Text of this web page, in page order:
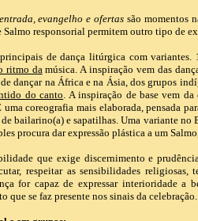
entrada, evangelho e ofertas são momentos
responsorial permitem outro tipo de
de dança litúrgica com variantes.
ritmo damúsica. A inspiração vem das
dançar na África e na Ásia, dos grupos
do canto. A inspiração de base vem
uma coreografia mais elaborada, pensada
bailarino(a) e sapatilhas. Uma variante no
procura dar expressão plástica a um
que exige discernimento e
respeitar as sensibilidades religiosas,
for capaz de expressar interioridade a
que se faz presente nos sinais da celebração.